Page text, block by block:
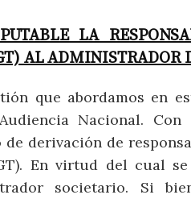
LA
AL ADMINISTRADOR
que abordamos en
Nacional.
de derivación de
En virtud del cual
societario. Si